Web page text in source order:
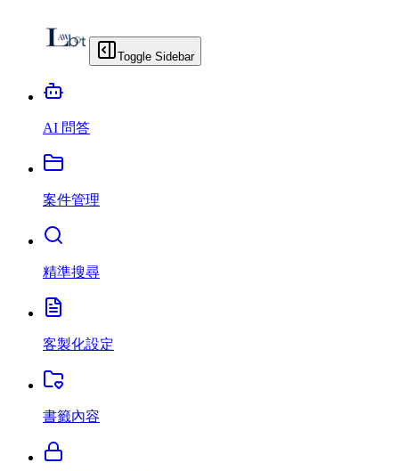
Toggle Sidebar
AI 問答
案件管理
精準搜尋
客製化設定
書籤內容